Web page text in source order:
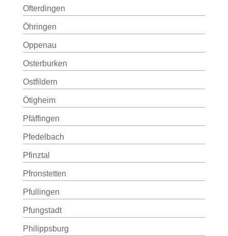
Ofterdingen
Öhringen
Oppenau
Osterburken
Ostfildern
Ötigheim
Pfäffingen
Pfedelbach
Pfinztal
Pfronstetten
Pfullingen
Pfungstadt
Philippsburg